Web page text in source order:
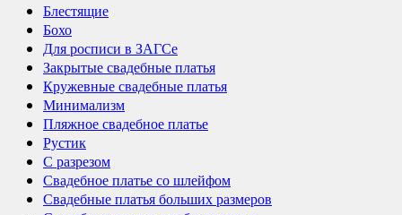
Блестящие
Бохо
Для росписи в ЗАГСе
Закрытые свадебные платья
Кружевные свадебные платья
Минимализм
Пляжное свадебное платье
Рустик
С разрезом
Свадебное платье со шлейфом
Свадебные платья больших размеров